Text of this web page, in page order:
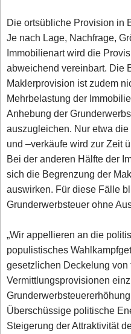
Die ortsübliche Provision in
Je nach Lage, Nachfrage,
Immobilienart wird die
abweichend vereinbart. Die
Maklerprovision ist zudem
Mehrbelastung der
Anhebung der
auszugleichen. Nur etwa
und –verkäufe wird zur Zeit
Bei der anderen Hälfte der
sich die Begrenzung der
auswirken. Für diese Fälle
Grunderwerbsteuer ohne
„Wir appellieren an die
populistisches
gesetzlichen Deckelung
Vermittlungsprovisionen
Überschüssige politische
Steigerung der Attraktivität